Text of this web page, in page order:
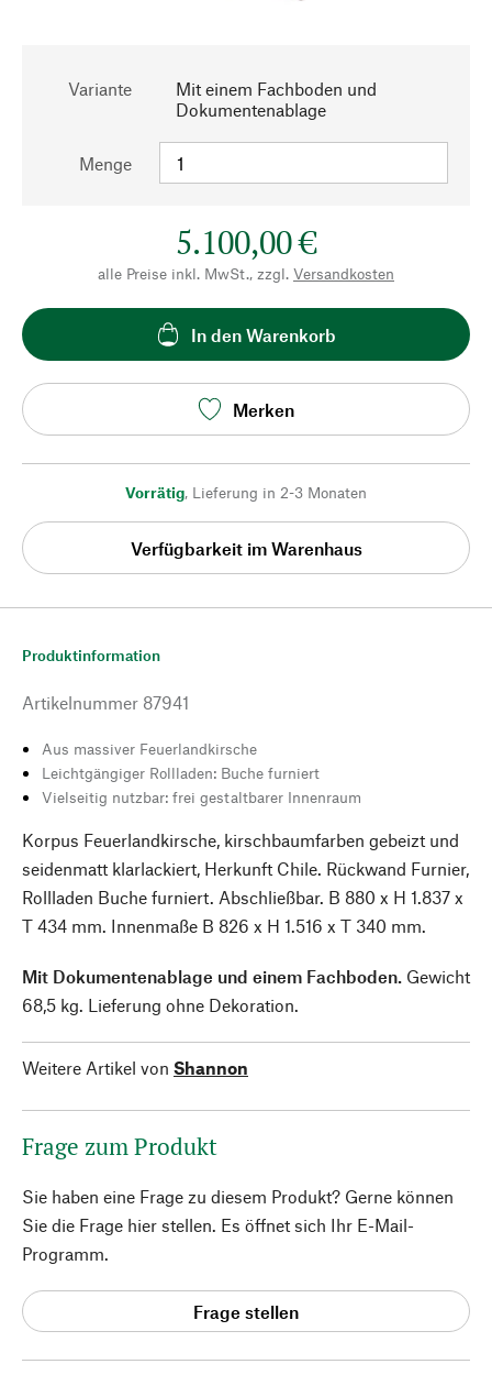
Variante
Mit einem Fachboden und
Dokumentenablage
Menge
5.100,00 €
alle Preise inkl. MwSt., zzgl. Versandkosten
In den Warenkorb
Merken
Vorrätig, Lieferung in 2-3 Monaten
Verfügbarkeit im Warenhaus
Produktinformation
Artikelnummer 87941
Aus massiver Feuerlandkirsche
Leichtgängiger Rollladen: Buche furniert
Vielseitig nutzbar: frei gestaltbarer Innenraum
Korpus Feuerlandkirsche, kirschbaumfarben gebeizt und
seidenmatt klarlackiert, Herkunft Chile. Rückwand Furnier,
Rollladen Buche furniert. Abschließbar. B 880 x H 1.837 x
T 434 mm. Innenmaße B 826 x H 1.516 x T 340 mm.
Mit Dokumentenablage und einem Fachboden. Gewicht
68,5 kg. Lieferung ohne Dekoration.
Weitere Artikel von Shannon
Frage zum Produkt
Sie haben eine Frage zu diesem Produkt? Gerne können
Sie die Frage hier stellen. Es öffnet sich Ihr E-Mail-
Programm.
Frage stellen